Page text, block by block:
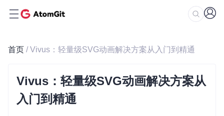
首页 / Vivus：轻量级SVG动画解决方案从入门到精通
Vivus：轻量级SVG动画解决方案从
入门到精通